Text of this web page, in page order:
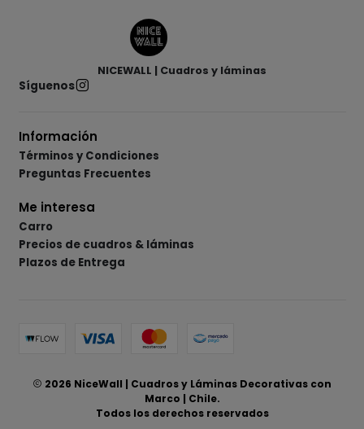
NICEWALL | Cuadros y láminas
Síguenos
Información
Términos y Condiciones
Preguntas Frecuentes
Me interesa
Carro
Precios de cuadros & láminas
Plazos de Entrega
2026 NiceWall | Cuadros y Láminas Decorativas con
Marco | Chile.
Todos los derechos reservados